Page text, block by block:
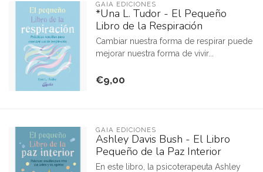
GAIA EDICIONES
*Una L. Tudor - El Pequeño
Libro de la Respiración
Cambiar nuestra forma de respirar puede
mejorar nuestra forma de vivir...
€9,00
GAIA EDICIONES
Ashley Davis Bush - El Libro
Pequeño de la Paz Interior
En este libro, la psicoterapeuta Ashley